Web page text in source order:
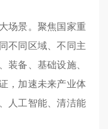
场景。聚焦国家重
不同区域、不同主
装备、基础设施、
，加速未来产业体
人工智能、清洁能